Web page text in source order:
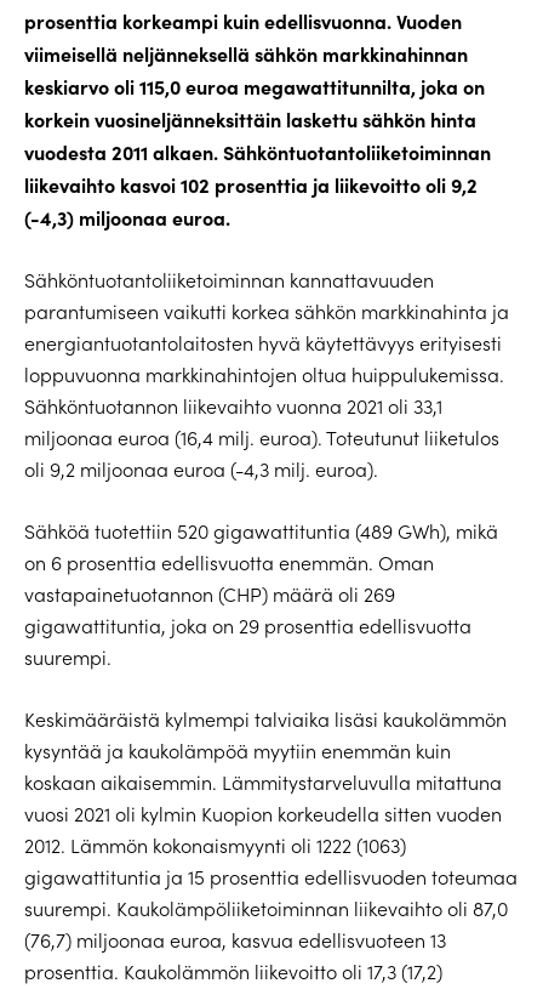
prosenttia korkeampi kuin edellisvuonna. Vuoden
viimeisellä neljänneksellä sähkön markkinahinnan
keskiarvo oli 115,0 euroa megawattitunnilta, joka on
korkein vuosineljänneksittäin laskettu sähkön hinta
vuodesta 2011 alkaen. Sähköntuotantoliiketoiminnan
liikevaihto kasvoi 102 prosenttia ja liikevoitto oli 9,2
(-4,3) miljoonaa euroa.
Sähköntuotantoliiketoiminnan kannattavuuden
parantumiseen vaikutti korkea sähkön markkinahinta ja
energiantuotantolaitosten hyvä käytettävyys erityisesti
loppuvuonna markkinahintojen oltua huippulukemissa.
Sähköntuotannon liikevaihto vuonna 2021 oli 33,1
miljoonaa euroa (16,4 milj. euroa). Toteutunut liiketulos
oli 9,2 miljoonaa euroa (-4,3 milj. euroa).
Sähköä tuotettiin 520 gigawattituntia (489 GWh), mikä
on 6 prosenttia edellisvuotta enemmän. Oman
vastapainetuotannon (CHP) määrä oli 269
gigawattituntia, joka on 29 prosenttia edellisvuotta
suurempi.
Keskimääräistä kylmempi talviaika lisäsi kaukolämmön
kysyntää ja kaukolämpöä myytiin enemmän kuin
koskaan aikaisemmin. Lämmitystarveluvulla mitattuna
vuosi 2021 oli kylmin Kuopion korkeudella sitten vuoden
2012. Lämmön kokonaismyynti oli 1222 (1063)
gigawattituntia ja 15 prosenttia edellisvuoden toteumaa
suurempi. Kaukolämpöliiketoiminnan liikevaihto oli 87,0
(76,7) miljoonaa euroa, kasvua edellisvuoteen 13
prosenttia. Kaukolämmön liikevoitto oli 17,3 (17,2)